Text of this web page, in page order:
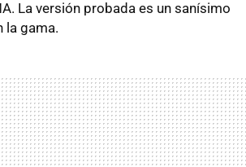
La versión probada es un sanísimo
la gama.